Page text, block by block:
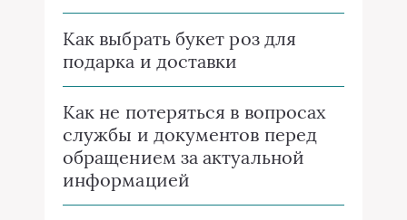
Как выбрать букет роз для
подарка и доставки
Как не потеряться в вопросах
службы и документов перед
обращением за актуальной
информацией